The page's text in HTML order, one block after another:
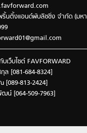
นติ้งแอนด์พับลิชชิ่ง จำกัด (มห
เว็บไซต์ FAVFORWARD
ล [081-684-8324]
[089-813-2424]
น์ [064-509-7963]